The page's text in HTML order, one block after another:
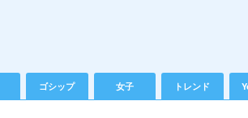
ゴシップ 女子 トレンド